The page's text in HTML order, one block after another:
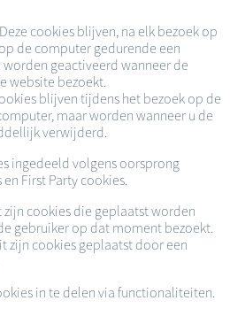
cookies blijven, na elk bezoek op
de computer gedurende een
geactiveerd wanneer de
website bezoekt.
blijven tijdens het bezoek op de
maar worden wanneer u de
verwijderd.
ingedeeld volgens oorsprong
First Party cookies.
zijn cookies die geplaatst worden
gebruiker op dat moment bezoekt.
zijn cookies geplaatst door een
in te delen via functionaliteiten.